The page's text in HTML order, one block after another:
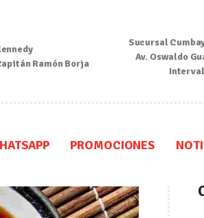
Ramón Borja
Sucursal
Av. Oswaldo
PROMOCIONES